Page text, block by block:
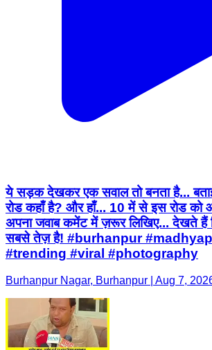
ये सड़क देखकर एक सवाल तो बनता है...
रोड कहाँ है? और हाँ... 10 में से इस रोड को
अपना जवाब कमेंट में ज़रूर लिखिए... देखते हैं
सबसे तेज़ है! #burhanpur
#trending #viral #photography
Burhanpur Nagar, Burhanpur | Aug 7,